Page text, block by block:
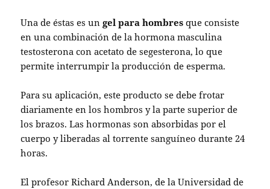
Una de éstas es ungel para hombres que consiste
en una combinación de la hormona masculina
testosterona con acetato de segesterona, lo que
permite interrumpir la producción de esperma.
Para su aplicación, este producto se debe frotar
diariamente en los hombros y la parte superior de
los brazos. Las hormonas son absorbidas por el
cuerpo y liberadas al torrente sanguíneo durante 24
horas.
El profesor Richard Anderson, de la Universidad de